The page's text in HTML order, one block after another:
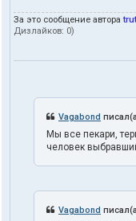
За это сообщение автора
Дизлайков: 0)
Vagabond
Мы все пекари,
человек
Vagabond